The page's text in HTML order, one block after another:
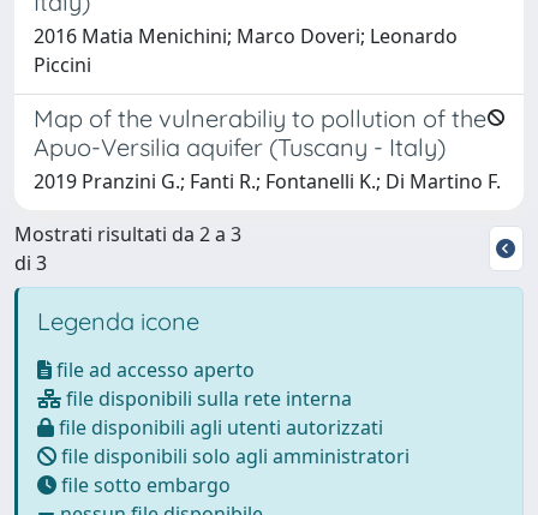
2016 Matia Menichini; Marco Doveri; Leonardo
Piccini
Map of the vulnerabiliy to pollution of the
Apuo-Versilia aquifer (Tuscany - Italy)
2019 Pranzini G.; Fanti R.; Fontanelli K.; Di Martino F.
Mostrati risultati da 2 a 3
di 3
Legenda icone
file ad accesso aperto
file disponibili sulla rete interna
file disponibili agli utenti autorizzati
file disponibili solo agli amministratori
file sotto embargo